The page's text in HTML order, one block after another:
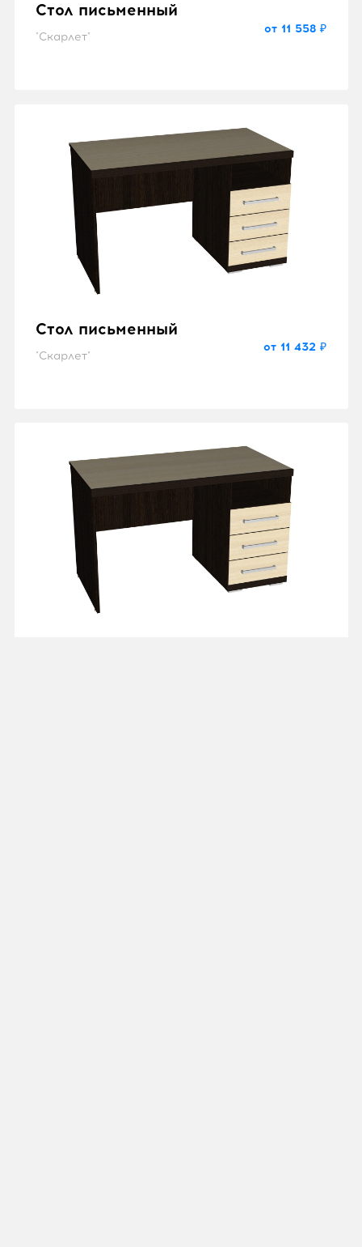
Стол письменный
"Скарлет"
от 11 558 ₽
Стол письменный
"Скарлет"
от 11 432 ₽